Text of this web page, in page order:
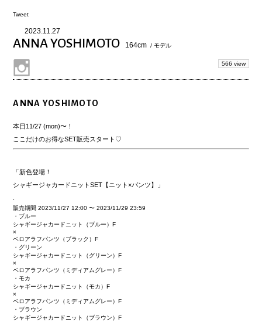
Tweet
2023.11.27
ANNA YOSHIMOTO 164cm / モデル
566 view
ANNA YOSHIMOTO
本日11/27 (mon)〜！
ここだけのお得なSET販売スタート♡
「新色登場！
シャギージャカードニットSET【ニット×パンツ】」
販売期間 2023/11/27 12:00〜 2023/11/29 23:59
・ブルー
シャギージャカードニット（ブルー）F
×
ベロアラフパンツ（ブラック）F
・グリーン
シャギージャカードニット（グリーン）F
×
ベロアラフパンツ（ミディアムグレー）F
・モカ
シャギージャカードニット（モカ）F
×
ベロアラフパンツ（ミディアムグレー）F
・ブラウン
シャギージャカードニット（ブラウン）F